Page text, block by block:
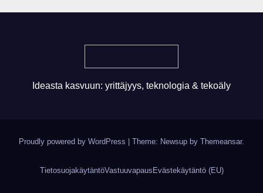
Ideasta kasvuun: yrittäjyys, teknologia & tekoäly
Proudly powered by WordPress Theme: Newsup by Themeansar.
TietosuojakäytäntöVastuuvapaus Evästekäytäntö (EU)